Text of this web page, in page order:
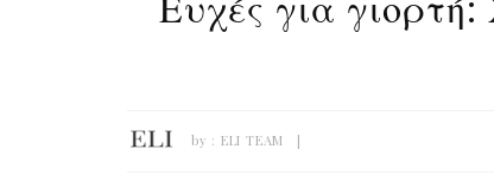
by : ELI TEAM